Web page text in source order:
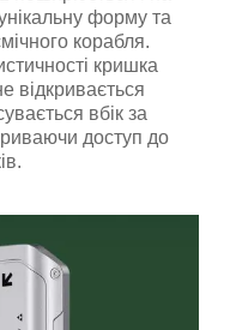
форму та
корабля.
кришка
відкривається
вбік за
доступ до